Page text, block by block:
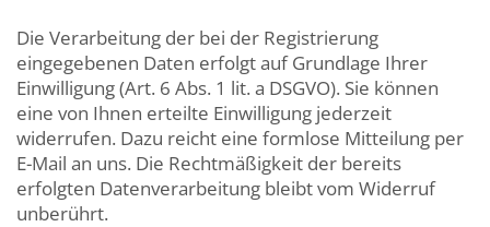
Die Verarbeitung der bei der Registrierung
eingegebenen Daten erfolgt auf Grundlage Ihrer
Einwilligung (Art. 6 Abs. 1 lit. a DSGVO). Sie können
eine von Ihnen erteilte Einwilligung jederzeit
widerrufen. Dazu reicht eine formlose Mitteilung per
E-Mail an uns. Die Rechtmäßigkeit der bereits
erfolgten Datenverarbeitung bleibt vom Widerruf
unberührt.